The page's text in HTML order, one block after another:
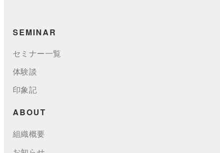
SEMINAR
セミナー一覧
体験談
印象記
ABOUT
組織概要